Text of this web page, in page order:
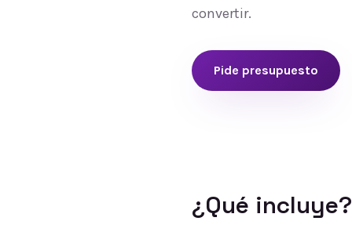
convertir.
Pide presupuesto
¿Qué incluye?